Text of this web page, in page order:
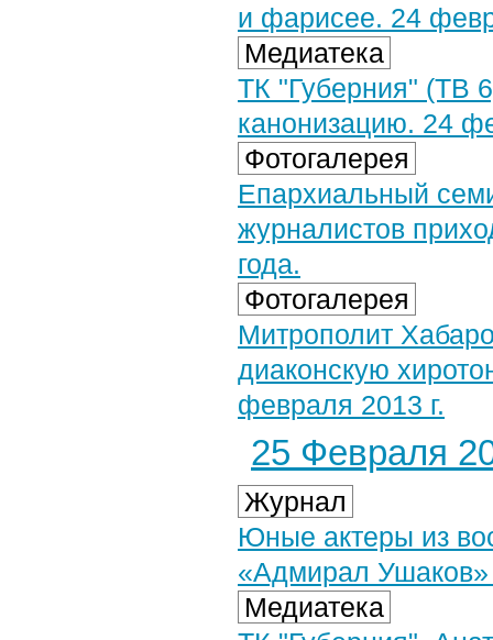
и фарисее. 24
Медиатека
ТК "Губерния" (ТВ
канонизацию. 24
Фотогалерея
Епархиальный
журналистов
года.
Фотогалерея
Митрополит
диаконскую
февраля 2013 г.
25 Февраля
Журнал
Юные актеры из
«Адмирал Ушаков»
Медиатека